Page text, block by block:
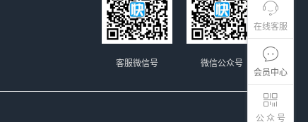
在线客服
会员中心
公 众 号
微信公众号
客服微信号